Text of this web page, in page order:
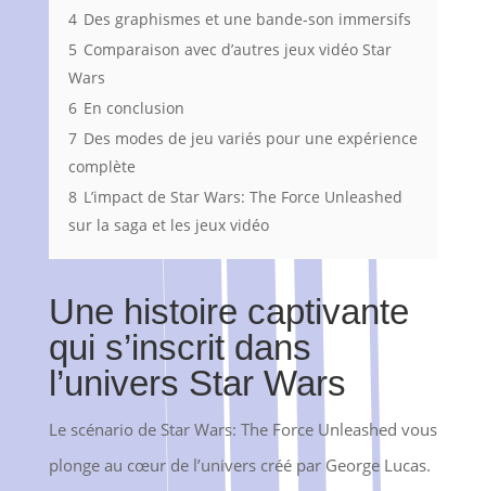
4 Des graphismes et une bande-son immersifs
5 Comparaison avec d’autres jeux vidéo Star
Wars
6 En conclusion
7 Des modes de jeu variés pour une expérience
complète
8 L’impact de Star Wars: The Force Unleashed
sur la saga et les jeux vidéo
Une histoire captivante
qui s’inscrit dans
l’univers Star Wars
Le scénario de Star Wars: The Force Unleashed vous
plonge au cœur de l’univers créé par George Lucas.